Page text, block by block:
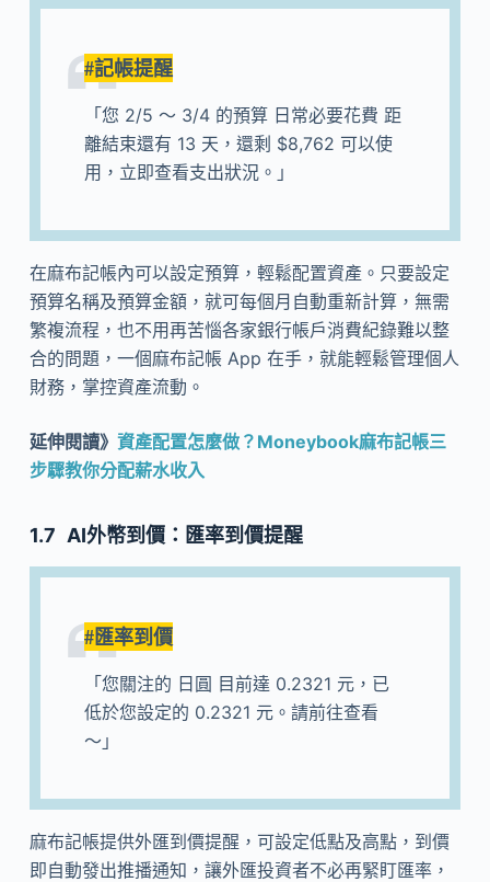
#記帳提醒
「您 2/5 ～ 3/4 的預算 日常必要花費 距
離結束還有 13 天，還剩 $8,762 可以使
用，立即查看支出狀況。」
在麻布記帳內可以設定預算，輕鬆配置資產。只要設定
預算名稱及預算金額，就可每個月自動重新計算，無需
繁複流程，也不用再苦惱各家銀行帳戶消費紀錄難以整
合的問題，一個麻布記帳 App 在手，就能輕鬆管理個人
財務，掌控資產流動。
延伸閱讀》 資產配置怎麼做？Moneybook麻布記帳三
步驟教你分配薪水收入
AI外幣到價：匯率到價提醒
#匯率到價
「您關注的 日圓 目前達 0.2321 元，已
低於您設定的 0.2321 元。請前往查看
～」
麻布記帳提供外匯到價提醒，可設定低點及高點，到價
即自動發出推播通知，讓外匯投資者不必再緊盯匯率，